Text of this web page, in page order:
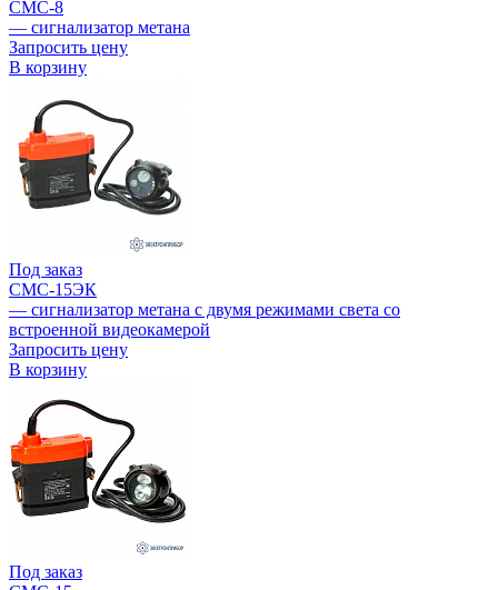
СМС-8
— сигнализатор метана
Запросить цену
В корзину
Под заказ
СМС-15ЭК
— сигнализатор метана с двумя режимами света со
встроенной видеокамерой
Запросить цену
В корзину
Под заказ